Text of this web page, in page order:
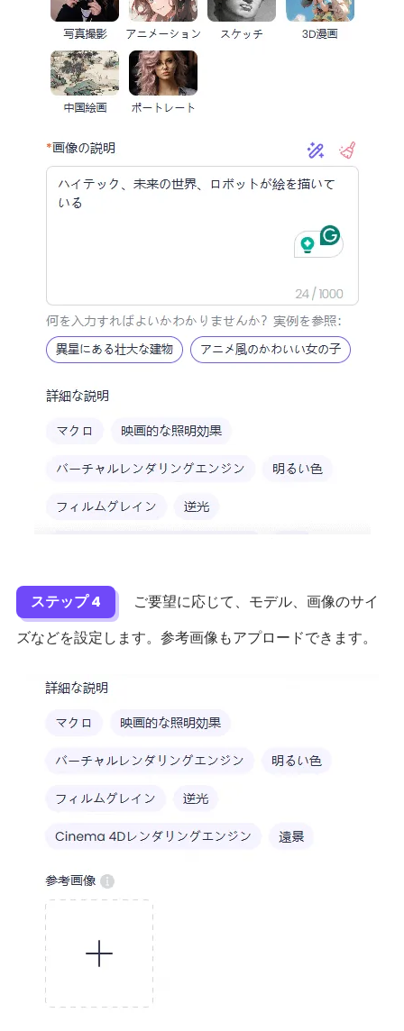
ステップ 4
ご要望に応じて、モデル、画像のサイ
ズなどを設定します。参考画像もアプロードできます。